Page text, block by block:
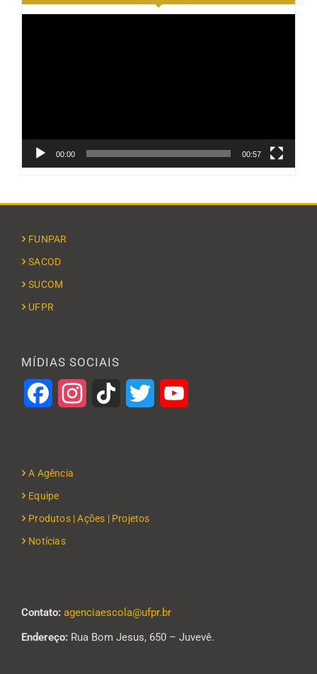
00:00 00:57
FUNPAR
SACOD
SUCOM
UFPR
MÍDIAS SOCIAIS
FacebookInstagramTikTok Twitter
A Agência
Equipe
Produtos | Ações | Projetos
Notícias
Contato: agenciaescola@ufpr.br
Endereço: Rua Bom Jesus, 650 – Juvevê.